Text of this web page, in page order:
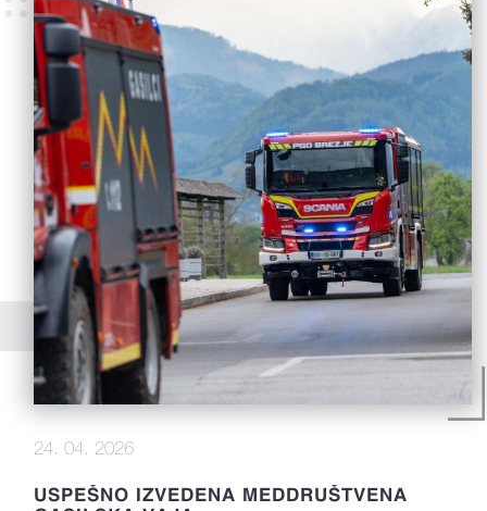
24. 04. 2026
USPEŠNO IZVEDENA MEDDRUŠTVENA